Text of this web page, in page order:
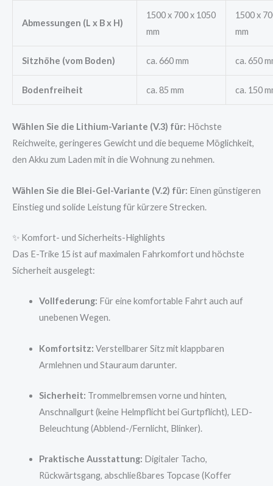
Abmessungen (L x B x H)
1500 x 700 x 1050
mm
1500 x
mm
Sitzhöhe (vom Boden) ca. 660 mm ca. 650
Bodenfreiheit ca. 85 mm ca. 150
Wählen Sie die Lithium-Variante (V.3) für: Höchste
Reichweite, geringeres Gewicht und die bequeme Möglichkeit,
den Akku zum Laden mit in die Wohnung zu nehmen.
Wählen Sie die Blei-Gel-Variante (V.2) für: Einen günstigeren
Einstieg und solide Leistung für kürzere Strecken.
✨ Komfort- und Sicherheits-Highlights
Das E-Trike 15 ist auf maximalen Fahrkomfort und höchste
Sicherheit ausgelegt:
Vollfederung: Für eine komfortable Fahrt auch auf
unebenen Wegen.
Komfortsitz: Verstellbarer Sitz mit klappbaren
Armlehnen und Stauraum darunter.
Sicherheit: Trommelbremsen vorne und hinten,
Anschnallgurt (keine Helmpflicht bei Gurtpflicht), LED-
Beleuchtung (Abblend-/Fernlicht, Blinker).
Praktische Ausstattung: Digitaler Tacho,
Rückwärtsgang, abschließbares Topcase (Koffer